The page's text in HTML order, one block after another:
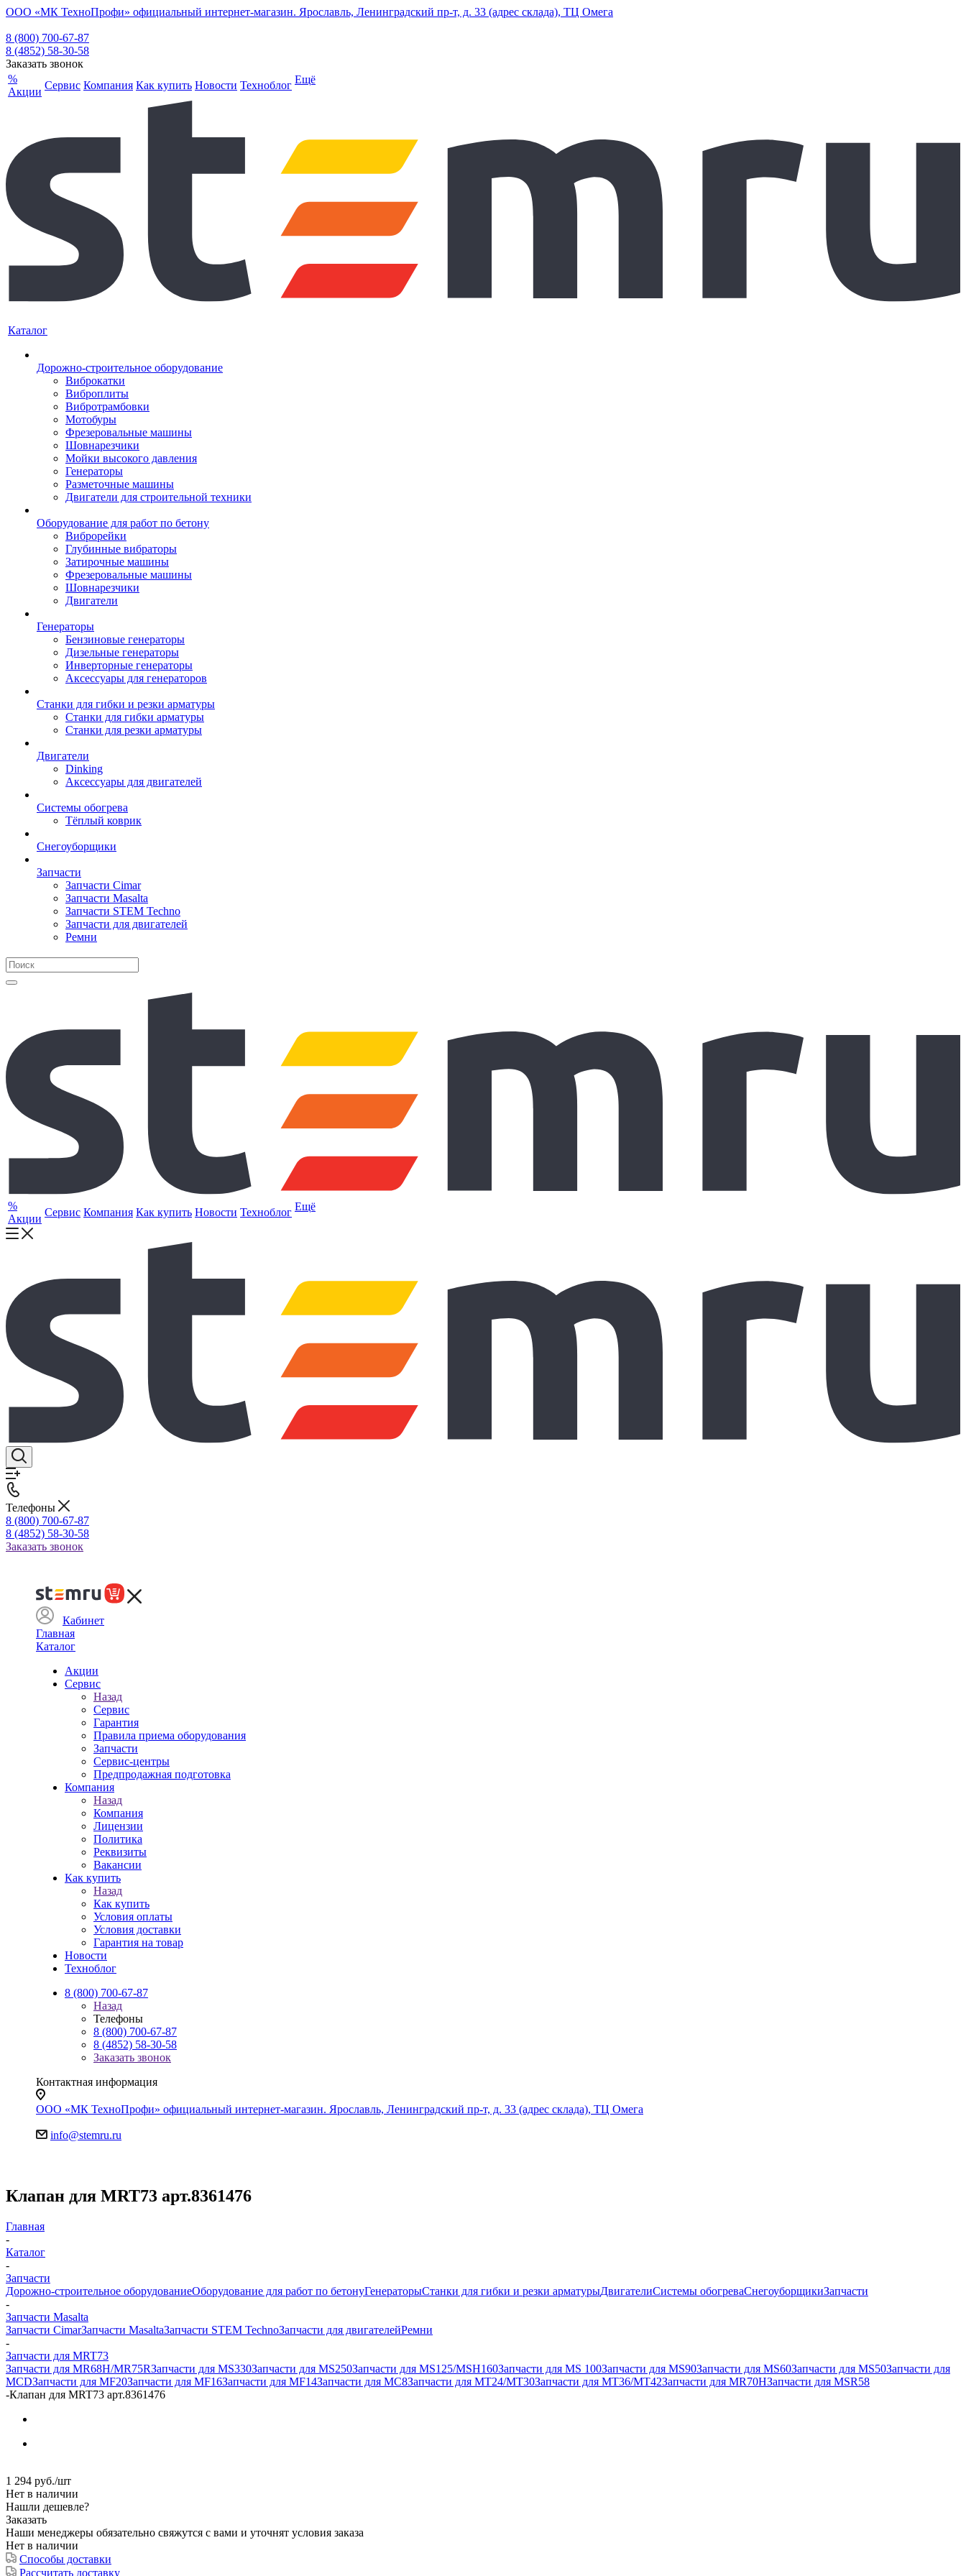
ООО «МК ТехноПрофи» официальный интернет-магазин. Ярославль, Ленинградский пр-т, д. 33 (адрес склада), ТЦ Омега
8 (800) 700-67-87
8 (4852) 58-30-58
Заказать звонок
%
Акции
Сервис Компания Как купить Новости Техноблог Ещё
Каталог
Дорожно-строительное оборудование
Виброкатки
Виброплиты
Вибротрамбовки
Мотобуры
Фрезеровальные машины
Шовнарезчики
Мойки высокого давления
Генераторы
Разметочные машины
Двигатели для строительной техники
Оборудование для работ по бетону
Виброрейки
Глубинные вибраторы
Затирочные машины
Фрезеровальные машины
Шовнарезчики
Двигатели
Генераторы
Бензиновые генераторы
Дизельные генераторы
Инверторные генераторы
Аксессуары для генераторов
Станки для гибки и резки арматуры
Станки для гибки арматуры
Станки для резки арматуры
Двигатели
Dinking
Аксессуары для двигателей
Системы обогрева
Тёплый коврик
Снегоуборщики
Запчасти
Запчасти Cimar
Запчасти Masalta
Запчасти STEM Techno
Запчасти для двигателей
Ремни
%
Акции
Сервис Компания Как купить Новости Техноблог Ещё
Телефоны
8 (800) 700-67-87
8 (4852) 58-30-58
Заказать звонок
Кабинет
Главная
Каталог
Акции
Сервис
Назад
Сервис
Гарантия
Правила приема оборудования
Запчасти
Сервис-центры
Предпродажная подготовка
Компания
Назад
Компания
Лицензии
Политика
Реквизиты
Вакансии
Как купить
Назад
Как купить
Условия оплаты
Условия доставки
Гарантия на товар
Новости
Техноблог
8 (800) 700-67-87
Назад
Телефоны
8 (800) 700-67-87
8 (4852) 58-30-58
Заказать звонок
Контактная информация
ООО «МК ТехноПрофи» официальный интернет-магазин. Ярославль, Ленинградский пр-т, д. 33 (адрес склада), ТЦ Омега
info@stemru.ru
Клапан для MRT73 арт.8361476
Главная
-
Каталог
-
Запчасти
Дорожно-строительное оборудованиеОборудование для работ по бетонуГенераторыСтанки для гибки и резки арматурыДвигателиСистемы обогреваСнегоуборщикиЗапчасти
-
Запчасти Masalta
Запчасти CimarЗапчасти MasaltaЗапчасти STEM TechnoЗапчасти для двигателейРемни
-
Запчасти для MRT73
Запчасти для MR68H/MR75RЗапчасти для MS330Запчасти для MS250Запчасти для MS125/MSH160Запчасти для MS 100Запчасти для MS90Запчасти для MS60Запчасти для MS50Запчасти для
MCDЗапчасти для MF20Запчасти для MF16Запчасти для MF14Запчасти для MC8Запчасти для MT24/MT30Запчасти для MT36/MT42Запчасти для MR70HЗапчасти для MSR58
-Клапан для MRT73 арт.8361476
1 294 руб./шт
Нет в наличии
Нашли дешевле?
Заказать
Наши менеджеры обязательно свяжутся с вами и уточнят условия заказа
Нет в наличии
Способы доставки
Рассчитать доставку